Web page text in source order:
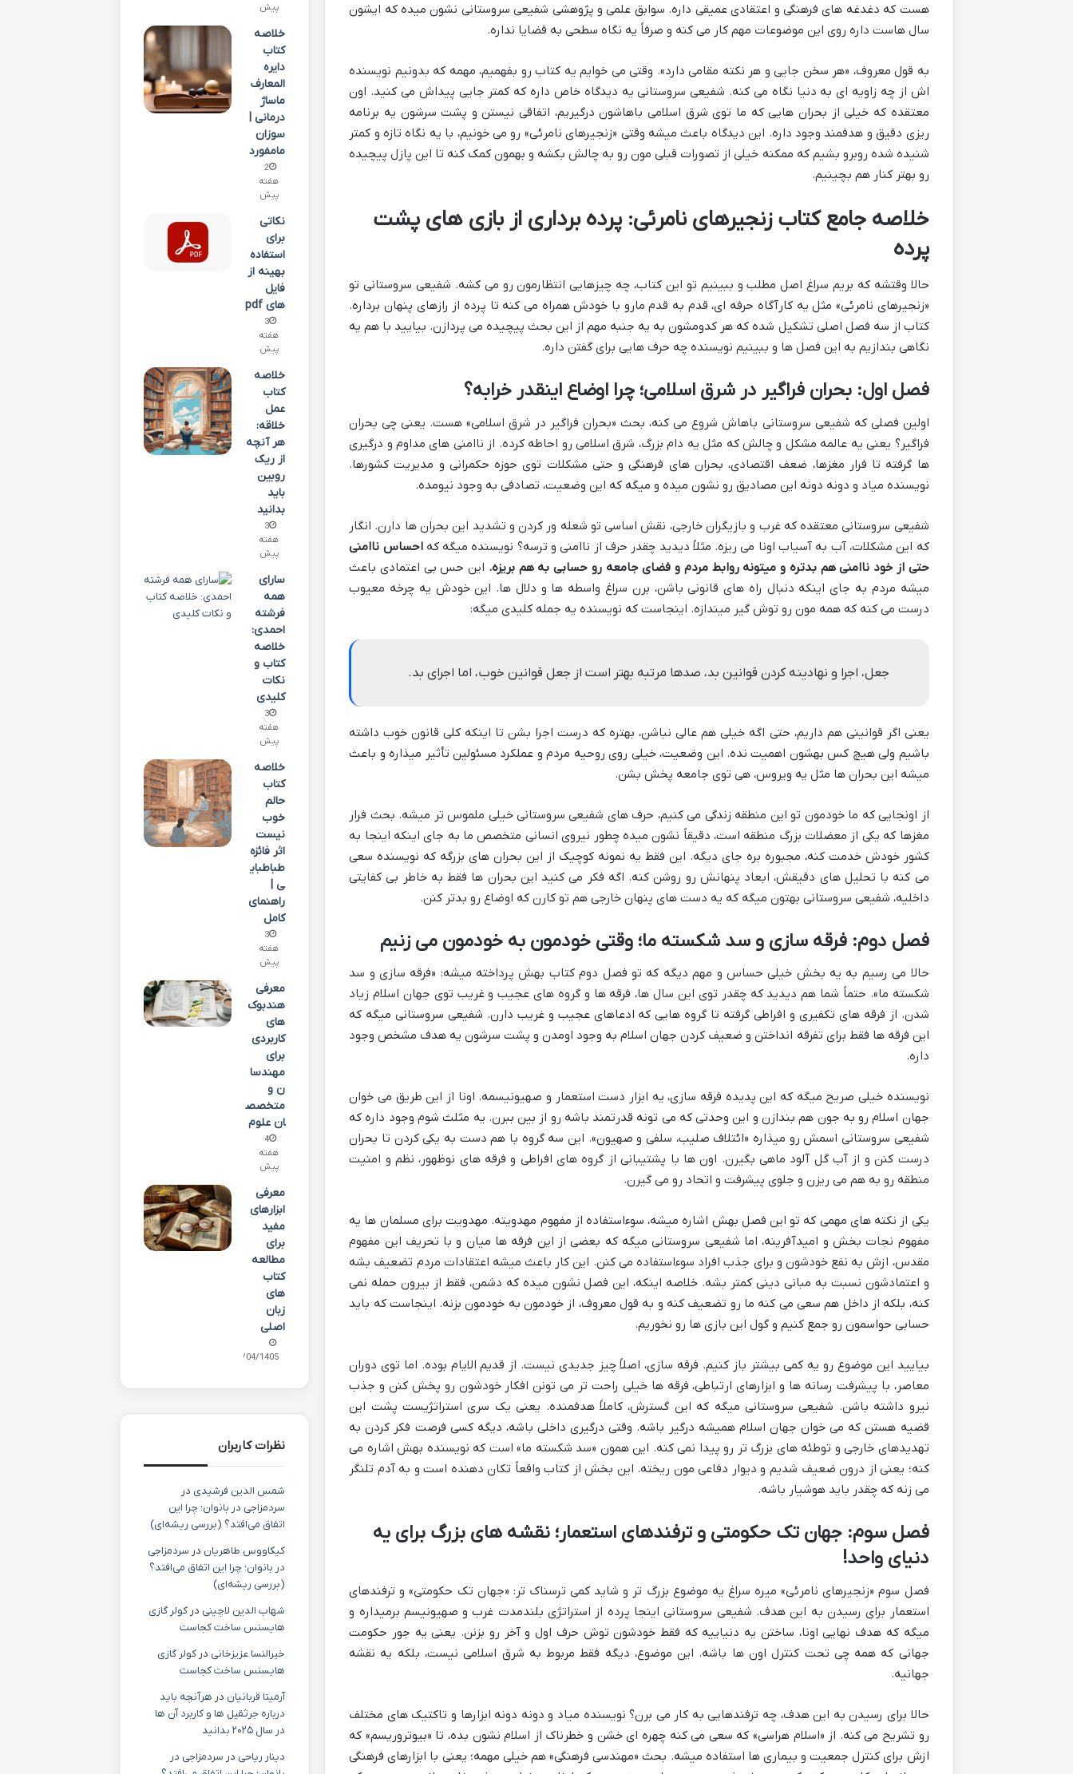
هست که دغدغه های فرهنگی و اعتقادی عمیقی داره. سوابق علمی و پژوهشی شفیعی سروستانی نشون میده که ایشون
سال هاست داره روی این موضوعات مهم کار می کنه و صرفاً یه نگاه سطحی به قضایا نداره.
به قول معروف، «هر سخن جایی و هر نکته مقامی دارد». وقتی می خوایم یه کتاب رو بفهمیم، مهمه که بدونیم نویسنده
اش از چه زاویه ای به دنیا نگاه می کنه. شفیعی سروستانی یه دیدگاه خاص داره که کمتر جایی پیداش می کنید. اون
معتقده که خیلی از بحران هایی که ما توی شرق اسلامی باهاشون درگیریم، اتفاقی نیستن و پشت سرشون یه برنامه
ریزی دقیق و هدفمند وجود داره. این دیدگاه باعث میشه وقتی «زنجیرهای نامرئی» رو می خونیم، با یه نگاه تازه و کمتر
شنیده شده روبرو بشیم که ممکنه خیلی از تصورات قبلی مون رو به چالش بکشه و بهمون کمک کنه تا این پازل پیچیده
رو بهتر کنار هم بچینیم.
خلاصه جامع کتاب زنجیرهای نامرئی: پرده برداری از بازی های پشت
پرده
حالا وقتشه که بریم سراغ اصل مطلب و ببینیم تو این کتاب، چه چیزهایی انتظارمون رو می کشه. شفیعی سروستانی تو
«زنجیرهای نامرئی» مثل یه کارآگاه حرفه ای، قدم به قدم مارو با خودش همراه می کنه تا پرده از رازهای پنهان برداره.
کتاب از سه فصل اصلی تشکیل شده که هر کدومشون به یه جنبه مهم از این بحث پیچیده می پردازن. بیایید با هم یه
نگاهی بندازیم به این فصل ها و ببینیم نویسنده چه حرف هایی برای گفتن داره.
فصل اول: بحران فراگیر در شرق اسلامی؛ چرا اوضاع اینقدر خرابه؟
اولین فصلی که شفیعی سروستانی باهاش شروع می کنه، بحث «بحران فراگیر در شرق اسلامی» هست. یعنی چی بحران
فراگیر؟ یعنی یه عالمه مشکل و چالش که مثل یه دام بزرگ، شرق اسلامی رو احاطه کرده. از ناامنی های مداوم و درگیری
ها گرفته تا فرار مغزها، ضعف اقتصادی، بحران های فرهنگی و حتی مشکلات توی حوزه حکمرانی و مدیریت کشورها.
نویسنده میاد و دونه دونه این مصادیق رو نشون میده و میگه که این وضعیت، تصادفی به وجود نیومده.
شفیعی سروستانی معتقده که غرب و بازیگران خارجی، نقش اساسی تو شعله ور کردن و تشدید این بحران ها دارن. انگار
که این مشکلات، آب به آسیاب اونا می ریزه. مثلاً دیدید چقدر حرف از ناامنی و ترسه؟ نویسنده میگه کهاحساس ناامنی
حتی از خود ناامنی هم بدتره و میتونه روابط مردم و فضای جامعه رو حسابی به هم بریزه. این حس بی اعتمادی باعث
میشه مردم به جای اینکه دنبال راه های قانونی باشن، برن سراغ واسطه ها و دلال ها. این خودش یه چرخه معیوب
درست می کنه که همه مون رو توش گیر میندازه. اینجاست که نویسنده یه جمله کلیدی میگه:
جعل، اجرا و نهادینه کردن قوانین بد، صدها مرتبه بهتر است از جعل قوانین خوب، اما اجرای بد.
یعنی اگر قوانینی هم داریم، حتی اگه خیلی هم عالی نباشن، بهتره که درست اجرا بشن تا اینکه کلی قانون خوب داشته
باشیم ولی هیچ کس بهشون اهمیت نده. این وضعیت، خیلی روی روحیه مردم و عملکرد مسئولین تأثیر میذاره و باعث
میشه این بحران ها مثل یه ویروس، هی توی جامعه پخش بشن.
از اونجایی که ما خودمون تو این منطقه زندگی می کنیم، حرف های شفیعی سروستانی خیلی ملموس تر میشه. بحث فرار
مغزها که یکی از معضلات بزرگ منطقه است، دقیقاً نشون میده چطور نیروی انسانی متخصص ما به جای اینکه اینجا به
کشور خودش خدمت کنه، مجبوره بره جای دیگه. این فقط یه نمونه کوچیک از این بحران های بزرگه که نویسنده سعی
می کنه با تحلیل های دقیقش، ابعاد پنهانش رو روشن کنه. اگه فکر می کنید این بحران ها فقط به خاطر بی کفایتی
داخلیه، شفیعی سروستانی بهتون میگه که یه دست های پنهان خارجی هم تو کارن که اوضاع رو بدتر کنن.
فصل دوم: فرقه سازی و سد شکسته ما؛ وقتی خودمون به خودمون می زنیم
حالا می رسیم به یه بخش خیلی حساس و مهم دیگه که تو فصل دوم کتاب بهش پرداخته میشه: «فرقه سازی و سد
شکسته ما». حتماً شما هم دیدید که چقدر توی این سال ها، فرقه ها و گروه های عجیب و غریب توی جهان اسلام زیاد
شدن. از فرقه های تکفیری و افراطی گرفته تا گروه هایی که ادعاهای عجیب و غریب دارن. شفیعی سروستانی میگه که
این فرقه ها فقط برای تفرقه انداختن و ضعیف کردن جهان اسلام به وجود اومدن و پشت سرشون یه هدف مشخص وجود
داره.
نویسنده خیلی صریح میگه که این پدیده فرقه سازی، یه ابزار دست استعمار و صهیونیسمه. اونا از این طریق می خوان
جهان اسلام رو به جون هم بندازن و این وحدتی که می تونه قدرتمند باشه رو از بین ببرن. یه مثلث شوم وجود داره که
شفیعی سروستانی اسمش رو میذاره «ائتلاف صلیب، سلفی و صهیون». این سه گروه با هم دست به یکی کردن تا بحران
درست کنن و از آب گل آلود ماهی بگیرن. اون ها با پشتیبانی از گروه های افراطی و فرقه های نوظهور، نظم و امنیت
منطقه رو به هم می ریزن و جلوی پیشرفت و اتحاد رو می گیرن.
یکی از نکته های مهمی که تو این فصل بهش اشاره میشه، سوءاستفاده از مفهوم مهدویته. مهدویت برای مسلمان ها یه
مفهوم نجات بخش و امیدآفرینه، اما شفیعی سروستانی میگه که بعضی از این فرقه ها میان و با تحریف این مفهوم
مقدس، ازش به نفع خودشون و برای جذب افراد سوءاستفاده می کنن. این کار باعث میشه اعتقادات مردم تضعیف بشه
و اعتمادشون نسبت به مبانی دینی کمتر بشه. خلاصه اینکه، این فصل نشون میده که دشمن، فقط از بیرون حمله نمی
کنه، بلکه از داخل هم سعی می کنه ما رو تضعیف کنه و به قول معروف، از خودمون به خودمون بزنه. اینجاست که باید
حسابی حواسمون رو جمع کنیم و گول این بازی ها رو نخوریم.
بیایید این موضوع رو یه کمی بیشتر باز کنیم. فرقه سازی، اصلاً چیز جدیدی نیست. از قدیم الایام بوده. اما توی دوران
معاصر، با پیشرفت رسانه ها و ابزارهای ارتباطی، فرقه ها خیلی راحت تر می تونن افکار خودشون رو پخش کنن و جذب
نیرو داشته باشن. شفیعی سروستانی میگه که این گسترش، کاملاً هدفمنده. یعنی یک سری استراتژیست پشت این
قضیه هستن که می خوان جهان اسلام همیشه درگیر باشه. وقتی درگیری داخلی باشه، دیگه کسی فرصت فکر کردن به
تهدیدهای خارجی و توطئه های بزرگ تر رو پیدا نمی کنه. این همون «سد شکسته ما» است که نویسنده بهش اشاره می
کنه؛ یعنی از درون ضعیف شدیم و دیوار دفاعی مون ریخته. این بخش از کتاب واقعاً تکان دهنده است و به آدم تلنگر
می زنه که چقدر باید هوشیار باشه.
فصل سوم: جهان تک حکومتی و ترفندهای استعمار؛ نقشه های بزرگ برای یه
دنیای واحد!
فصل سوم «زنجیرهای نامرئی» میره سراغ یه موضوع بزرگ تر و شاید کمی ترسناک تر: «جهان تک حکومتی» و ترفندهای
استعمار برای رسیدن به این هدف. شفیعی سروستانی اینجا پرده از استراتژی بلندمدت غرب و صهیونیسم برمیداره و
میگه که هدف نهایی اونا، ساختن یه دنیاییه که فقط خودشون توش حرف اول و آخر رو بزنن. یعنی یه جور حکومت
جهانی که همه چی تحت کنترل اون ها باشه. این موضوع، دیگه فقط مربوط به شرق اسلامی نیست، بلکه یه نقشه
جهانیه.
حالا برای رسیدن به این هدف، چه ترفندهایی به کار می برن؟ نویسنده میاد و دونه دونه ابزارها و تاکتیک های مختلف
رو تشریح می کنه. از «اسلام هراسی» که سعی می کنه چهره ای خشن و خطرناک از اسلام نشون بده، تا «بیوتروریسم» که
ازش برای کنترل جمعیت و بیماری ها استفاده میشه. بحث «مهندسی فرهنگی» هم خیلی مهمه؛ یعنی با ابزارهای فرهنگی
پیش
خلاصه
کتاب
دایره
المعارف
ماساژ
درمانی |
سوزان
مامفورد
2
هفته
پیش
نکاتی
برای
استفاده
بهینه از
فایل
های pdf
3
هفته
پیش
خلاصه
کتاب
عمل
خلاقه:
هر آنچه
از ریک
روبین
باید
بدانید
3
هفته
پیش
سارای
همه
فرشته
احمدی:
خلاصه
کتاب و
نکات
کلیدی
3
هفته
پیش
خلاصه
کتاب
حالم
خوب
نیست
اثر فائزه
طباطبای
ی |
راهنمای
کامل
3
هفته
پیش
معرفی
هندبوک‌
های
کاربردی
برای
مهندسا
ن و
متخصص
ان علوم
4
هفته
پیش
معرفی
ابزارهای
مفید
برای
مطالعه
کتاب
های
زبان
اصلی
15/04/1405
نظرات کاربران
شمس الدین فرشیدی در
سردمزاجی در بانوان؛ چرا این
اتفاق می‌افتد؟ (بررسی ریشه‌ای)
کیکاووس طاهریان در سردمزاجی
در بانوان؛ چرا این اتفاق می‌افتد؟
(بررسی ریشه‌ای)
شهاب الدین لاچینی در کولر گازی
هایسنس ساخت کجاست
خیرالنسا عزیزخانی در کولر گازی
هایسنس ساخت کجاست
آرمیتا قربانیان در هرآنچه باید
درباره جرثقیل ها و کاربرد آن ها
در سال ۲۰۲۵ بدانید
دینار ریاحی در سردمزاجی در